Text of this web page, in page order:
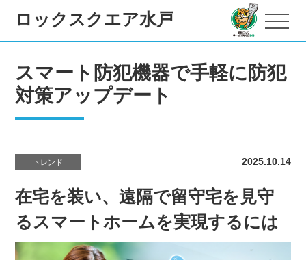
ロックスクエア水戸
スマート防犯機器で手軽に防犯
対策アップデート
トレンド 2025.10.14
在宅を装い、遠隔で留守宅を見守
るスマートホームを実現するには